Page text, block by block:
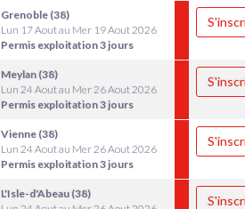
Grenoble (38)
Lun 17 Aout au Mer 19 Aout 2026
Permis exploitation 3 jours
Meylan (38)
Lun 24 Aout au Mer 26 Aout 2026
Permis exploitation 3 jours
Vienne (38)
Lun 24 Aout au Mer 26 Aout 2026
Permis exploitation 3 jours
L'Isle-d'Abeau (38)